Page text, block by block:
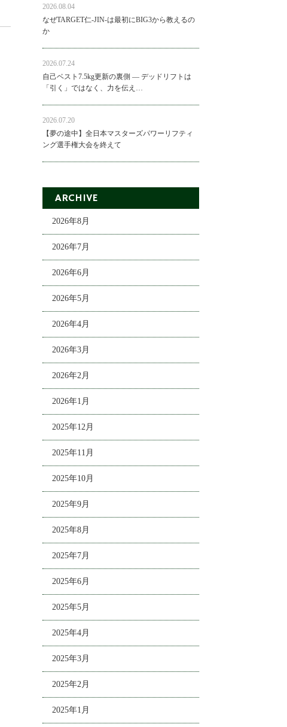
2026.08.04
なぜTARGET仁-JIN-は最初にBIG3から教えるの
か
2026.07.24
自己ベスト7.5kg更新の裏側 ― デッドリフトは
「引く」ではなく、力を伝え…
2026.07.20
【夢の途中】全日本マスターズパワーリフティ
ング選手権大会を終えて
ARCHIVE
2026年8月
2026年7月
2026年6月
2026年5月
2026年4月
2026年3月
2026年2月
2026年1月
2025年12月
2025年11月
2025年10月
2025年9月
2025年8月
2025年7月
2025年6月
2025年5月
2025年4月
2025年3月
2025年2月
2025年1月